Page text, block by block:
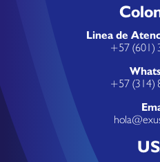
Linea de
+57 (601)
+57 (314)